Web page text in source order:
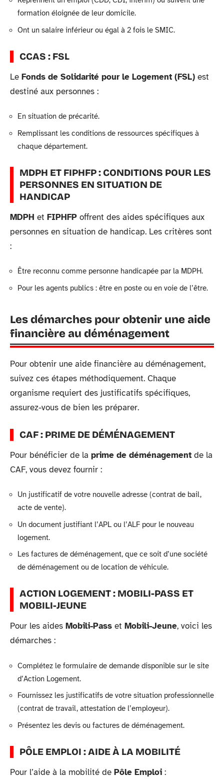
formation éloignée de leur domicile.
Ont un salaire inférieur ou égal à 2 fois le SMIC.
CCAS : FSL
Le Fonds de Solidarité pour le Logement (FSL) est
destiné aux personnes :
En situation de précarité.
Remplissant les conditions de ressources spécifiques à
chaque département.
MDPH ET FIPHFP : CONDITIONS POUR LES
PERSONNES EN SITUATION DE
HANDICAP
MDPH et FIPHFP offrent des aides spécifiques aux
personnes en situation de handicap. Les critères sont
:
Être reconnu comme personne handicapée par la MDPH.
Pour les agents publics : être en poste ou en voie de l’être.
Les démarches pour obtenir une aide
financière au déménagement
Pour obtenir une aide financière au déménagement,
suivez ces étapes méthodiquement. Chaque
organisme requiert des justificatifs spécifiques,
assurez-vous de bien les préparer.
CAF : PRIME DE DÉMÉNAGEMENT
Pour bénéficier de la prime de déménagement de la
CAF, vous devez fournir :
Un justificatif de votre nouvelle adresse (contrat de bail,
acte de vente).
Un document justifiant l’APL ou l’ALF pour le nouveau
logement.
Les factures de déménagement, que ce soit d’une société
de déménagement ou de location de véhicule.
ACTION LOGEMENT : MOBILI-PASS ET
MOBILI-JEUNE
Pour les aides Mobili-Pass et Mobili-Jeune, voici les
démarches :
Complétez le formulaire de demande disponible sur le site
d’Action Logement.
Fournissez les justificatifs de votre situation professionnelle
(contrat de travail, attestation de l’employeur).
Présentez les devis ou factures de déménagement.
PÔLE EMPLOI : AIDE À LA MOBILITÉ
Pour l’aide à la mobilité de Pôle Emploi :